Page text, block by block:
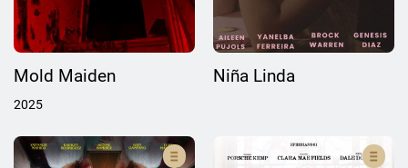
Mold Maiden
2025
Niña Linda